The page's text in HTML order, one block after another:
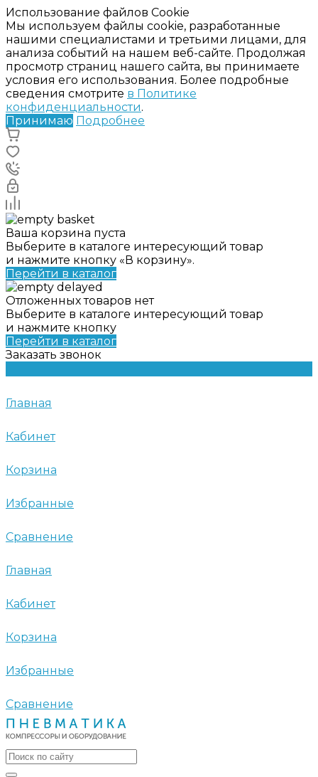
Использование файлов Cookie
Мы используем файлы cookie, разработанные
нашими специалистами и третьими лицами, для
анализа событий на нашем веб-сайте. Продолжая
просмотр страниц нашего сайта, вы принимаете
условия его использования. Более подробные
сведения смотрите в Политике
конфиденциальности.
Принимаю Подробнее
Ваша корзина пуста
Выберите в каталоге интересующий товар
и нажмите кнопку «В корзину».
Перейти в каталог
Отложенных товаров нет
Выберите в каталоге интересующий товар
и нажмите кнопку
Перейти в каталог
Заказать звонок
Главная
Кабинет
Корзина
Избранные
Сравнение
Главная
Кабинет
Корзина
Избранные
Сравнение